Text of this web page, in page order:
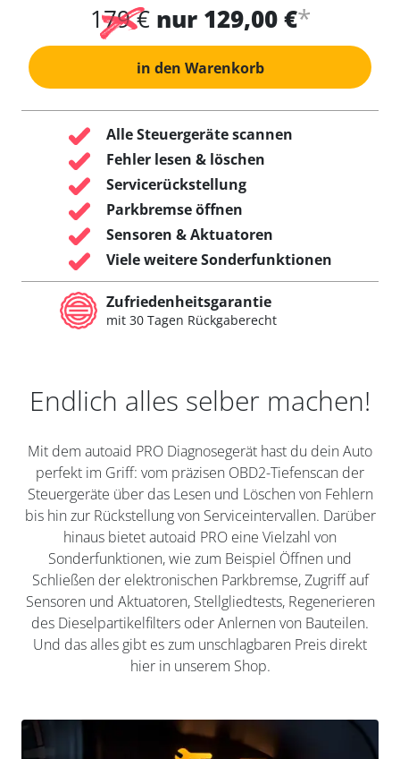
179 € nur 129,00 €*
in den Warenkorb
Alle Steuergeräte scannen
Fehler lesen & löschen
Servicerückstellung
Parkbremse öffnen
Sensoren & Aktuatoren
Viele weitere Sonderfunktionen
Zufriedenheitsgarantie
mit 30 Tagen Rückgaberecht
Endlich alles selber machen!
Mit dem autoaid PRO Diagnosegerät hast du dein Auto
perfekt im Griff: vom präzisen OBD2-Tiefenscan der
Steuergeräte über das Lesen und Löschen von Fehlern
bis hin zur Rückstellung von Serviceintervallen. Darüber
hinaus bietet autoaid PRO eine Vielzahl von
Sonderfunktionen, wie zum Beispiel Öffnen und
Schließen der elektronischen Parkbremse, Zugriff auf
Sensoren und Aktuatoren, Stellgliedtests, Regenerieren
des Dieselpartikelfilters oder Anlernen von Bauteilen.
Und das alles gibt es zum unschlagbaren Preis direkt
hier in unserem Shop.